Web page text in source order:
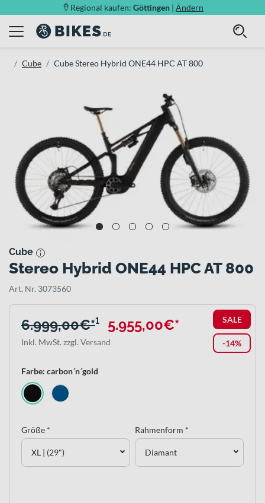
Regional kaufen: Göttingen | Ändern
Cube Cube Stereo Hybrid ONE44 HPC AT 800
Cube
Stereo Hybrid ONE44 HPC AT 800
Art. Nr. 3073560
SALE
-14%
6.999,00€*¹ 5.955,00€*
Inkl. MwSt. zzgl. Versand
Farbe: carbon´n´gold
Größe *
XL | (29")
Rahmenform *
Diamant